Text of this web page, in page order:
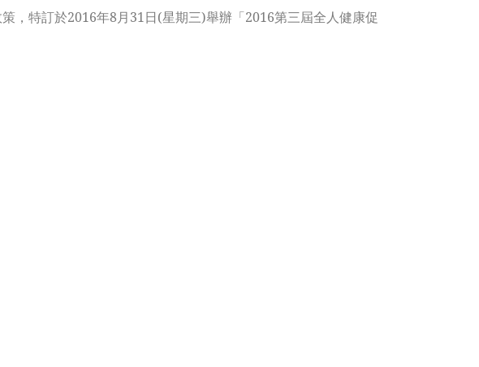
，特訂於2016年8月31日(星期三)舉辦「2016第三屆全人健康促